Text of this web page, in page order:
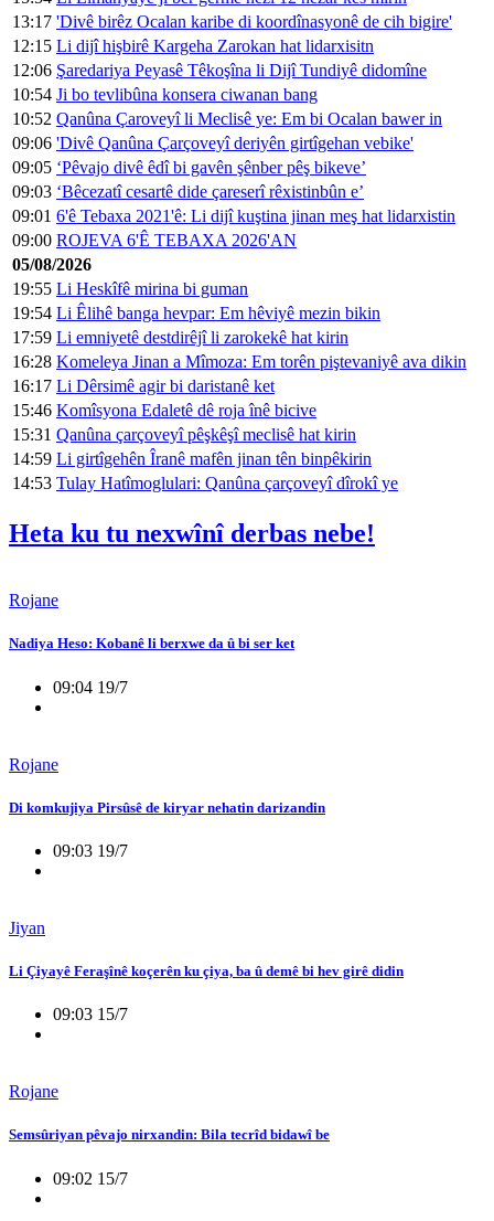
13:17 'Divê birêz Ocalan karibe di koordînasyonê de cih bigire'
12:15 Li dijî hişbirê Kargeha Zarokan hat lidarxisitn
12:06 Şaredariya Peyasê Têkoşîna li Dijî Tundiyê didomîne
10:54 Ji bo tevlibûna konsera ciwanan bang
10:52 Qanûna Çaroveyî li Meclisê ye: Em bi Ocalan bawer in
09:06 'Divê Qanûna Çarçoveyî deriyên girtîgehan vebike'
09:05 ‘Pêvajo divê êdî bi gavên şênber pêş bikeve’
09:03 ‘Bêcezatî cesartê dide çareserî rêxistinbûn e’
09:01 6'ê Tebaxa 2021'ê: Li dijî kuştina jinan meş hat lidarxistin
09:00 ROJEVA 6'Ê TEBAXA 2026'AN
05/08/2026
19:55 Li Heskîfê mirina bi guman
19:54 Li Êlihê banga hevpar: Em hêviyê mezin bikin
17:59 Li emniyetê destdirêjî li zarokekê hat kirin
16:28 Komeleya Jinan a Mîmoza: Em torên piştevaniyê ava dikin
16:17 Li Dêrsimê agir bi daristanê ket
15:46 Komîsyona Edaletê dê roja înê bicive
15:31 Qanûna çarçoveyî pêşkêşî meclisê hat kirin
14:59 Li girtîgehên Îranê mafên jinan tên binpêkirin
14:53 Tulay Hatîmoglulari: Qanûna çarçoveyî dîrokî ye
Heta ku tu nexwînî derbas nebe!
Rojane
Nadiya Heso: Kobanê li berxwe da û bi ser ket
09:04 19/7
Rojane
Di komkujiya Pirsûsê de kiryar nehatin darizandin
09:03 19/7
Jiyan
Li Çiyayê Feraşînê koçerên ku çiya, ba û demê bi hev girê didin
09:03 15/7
Rojane
Semsûriyan pêvajo nirxandin: Bila tecrîd bidawî be
09:02 15/7